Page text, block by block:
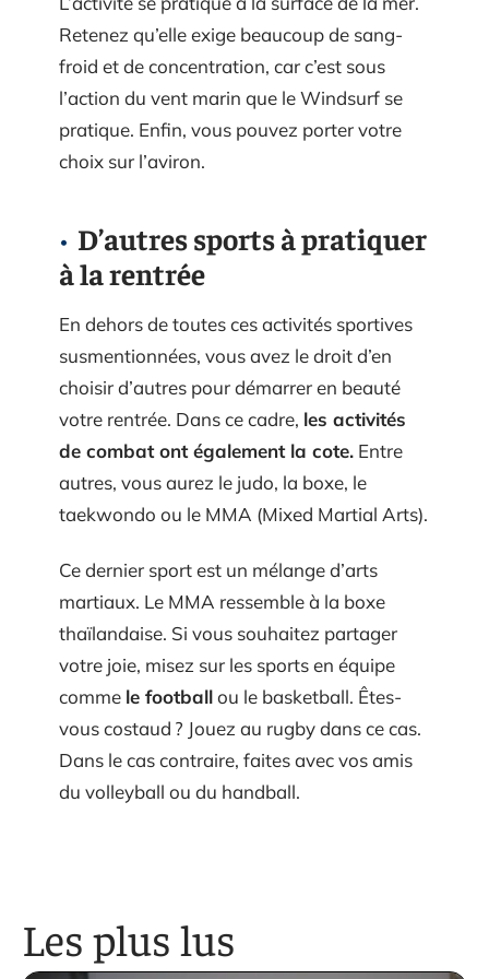
Retenez qu’elle exige beaucoup de sang-
froid et de concentration, car c’est sous
l’action du vent marin que le Windsurf se
pratique. Enfin, vous pouvez porter votre
choix sur l’aviron.
D’autres sports à pratiquer
à la rentrée
En dehors de toutes ces activités sportives
susmentionnées, vous avez le droit d’en
choisir d’autres pour démarrer en beauté
votre rentrée. Dans ce cadre, les activités
de combat ont également la cote. Entre
autres, vous aurez le judo, la boxe, le
taekwondo ou le MMA (Mixed Martial Arts).
Ce dernier sport est un mélange d’arts
martiaux. Le MMA ressemble à la boxe
thaïlandaise. Si vous souhaitez partager
votre joie, misez sur les sports en équipe
comme le footballou le basketball. Êtes-
vous costaud ? Jouez au rugby dans ce cas.
Dans le cas contraire, faites avec vos amis
du volleyball ou du handball.
Les plus lus